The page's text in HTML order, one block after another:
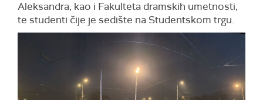
Aleksandra, kao i Fakulteta dramskih umetnosti,
te studenti čije je sedište na Studentskom trgu.